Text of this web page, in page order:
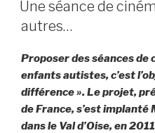
Une séance de
autres…
Proposer des séances de
enfants autistes, c’est
différence ». Le projet,
de France, s’est
dans le Val d’Oise, en